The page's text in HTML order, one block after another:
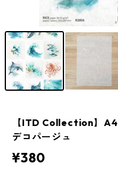
【ITD Collection】
デコパージュ
¥380